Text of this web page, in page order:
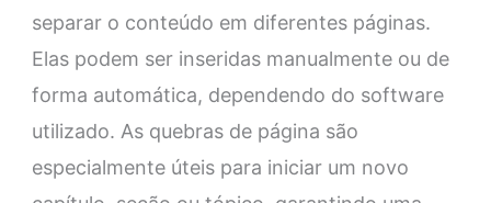
separar o conteúdo em diferentes páginas.
Elas podem ser inseridas manualmente ou de
forma automática, dependendo do software
utilizado. As quebras de página são
especialmente úteis para iniciar um novo